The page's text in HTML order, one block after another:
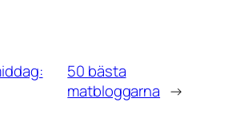
50 bästa
matbloggarna →